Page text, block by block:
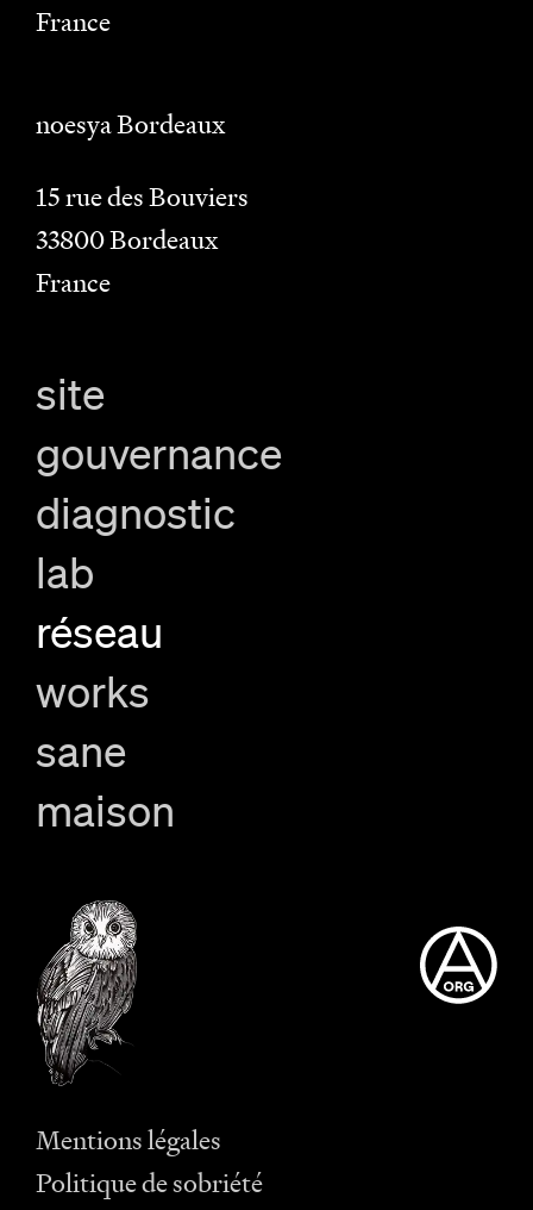
France
noesya Bordeaux
15 rue des Bouviers
33800Bordeaux
France
site
gouvernance
diagnostic
lab
réseau
works
sane
maison
Mentions légales
Politique de sobriété